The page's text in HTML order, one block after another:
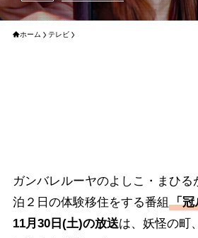
ホーム テレビ
ガンバレルーヤのよしこ・まひる
泊２日の体験移住をする番組 「冠
11月30日(土)の放送は、妖怪の町、